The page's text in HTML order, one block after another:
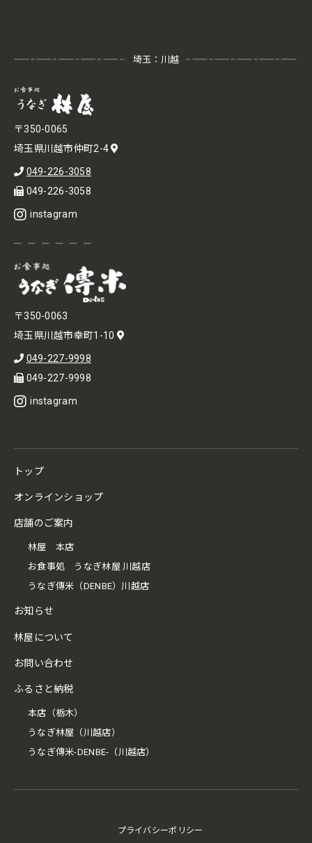
埼玉：川越
〒350-0065
埼玉県川越市仲町2-4
049-226-3058
049-226-3058
instagram
〒350-0063
埼玉県川越市幸町1-10
049-227-9998
049-227-9998
instagram
トップ
オンラインショップ
店舗のご案内
林屋 本店
お食事処 うなぎ林屋 川越店
うなぎ傳米（DENBE）川越店
お知らせ
林屋について
お問い合わせ
ふるさと納税
本店（栃木）
うなぎ林屋（川越店）
うなぎ傳米-DENBE-（川越店）
プライバシーポリシー